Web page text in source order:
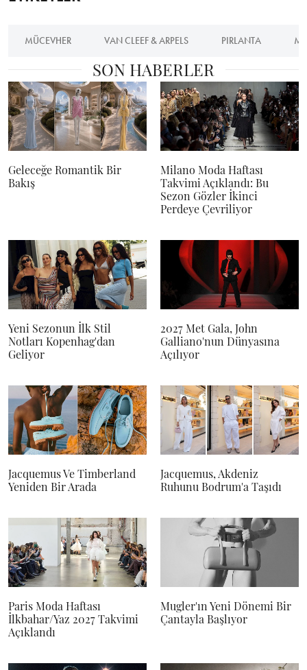
MÜCEVHER VAN CLEEF & ARPELS PIRLANTA
SON HABERLER
Geleceğe Romantik Bir
Bakış
Milano Moda Haftası
Takvimi Açıklandı: Bu
Sezon Gözler İkinci
Perdeye Çevriliyor
Yeni Sezonun İlk Stil
Notları Kopenhag'dan
Geliyor
2027 Met Gala, John
Galliano'nun Dünyasına
Açılıyor
Jacquemus Ve Timberland
Yeniden Bir Arada
Jacquemus, Akdeniz
Ruhunu Bodrum'a Taşıdı
Paris Moda Haftası
İlkbahar/Yaz 2027 Takvimi
Açıklandı
Mugler'ın Yeni Dönemi Bir
Çantayla Başlıyor